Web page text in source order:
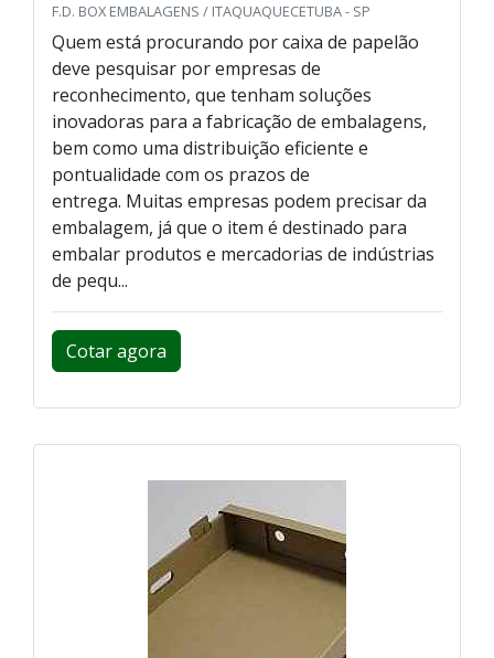
F.D. BOX EMBALAGENS / ITAQUAQUECETUBA - SP
Quem está procurando por caixa de papelão
deve pesquisar por empresas de
reconhecimento, que tenham soluções
inovadoras para a fabricação de embalagens,
bem como uma distribuição eficiente e
pontualidade com os prazos de
entrega. Muitas empresas podem precisar da
embalagem, já que o item é destinado para
embalar produtos e mercadorias de indústrias
de pequ...
Cotar agora